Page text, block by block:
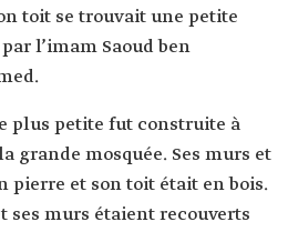
toit se trouvait une petite
l’imam Saoud ben
plus petite fut construite à
grande mosquée. Ses murs et
pierre et son toit était en bois.
ses murs étaient recouverts